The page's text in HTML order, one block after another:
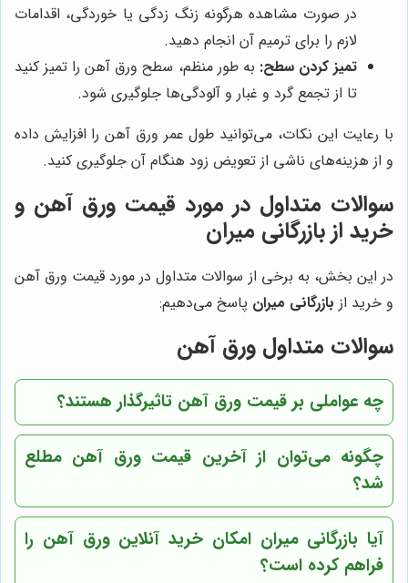
در صورت مشاهده هرگونه زنگ زدگی یا خوردگی، اقدامات
لازم را برای ترمیم آن انجام دهید.
تمیز کردن سطح: به طور منظم، سطح ورق آهن را تمیز کنید
تا از تجمع گرد و غبار و آلودگی‌ها جلوگیری شود.
با رعایت این نکات، می‌توانید طول عمر ورق آهن را افزایش داده
و از هزینه‌های ناشی از تعویض زود هنگام آن جلوگیری کنید.
سوالات متداول در مورد قیمت ورق آهن و
خرید از بازرگانی میران
در این بخش، به برخی از سوالات متداول در مورد قیمت ورق آهن
و خرید از بازرگانی میران پاسخ می‌دهیم:
سوالات متداول ورق آهن
چه عواملی بر قیمت ورق آهن تاثیرگذار هستند؟
چگونه می‌توان از آخرین قیمت ورق آهن مطلع
شد؟
آیا بازرگانی میران امکان خرید آنلاین ورق آهن را
فراهم کرده است؟